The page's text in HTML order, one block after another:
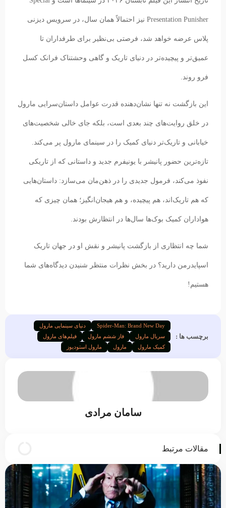
Presentation Punisher نیز احتمالاً همان سال، در سرویس دیزنی
پلاس عرضه خواهد شد، فرصتی بی‌نظیر برای طرفداران تا
عمیق‌تر و پیچیده‌تر در دنیای تاریک و گاهی وحشتناک فرانک کسل
فرو روند.
این بازگشت نه تنها نشان‌دهنده قدرت عوامل داستان‌سرایی مارول
در خلق روایت‌های چند بعدی است، بلکه جای خالی شخصیت‌های
خیابانی و تاریک‌تر دنیای کمیک را در سینمای مارول پر می‌کند.
تازه‌ترین حضور پانیشر با یونیفرم جدید و داستانی که از تاریکی
نفوذ می‌کند، فرمول جدیدی را در ذهن‌مان می‌سازد: داستان‌هایی
که هم تاریک‌اند، هم پیچیده، و هم هیجان‌انگیز؛ همان چیزی که
هواداران کمیک بوک‌ها سال‌ها در انتظارش بودند.
شما چه انتظاری از بازگشت پانیشر و نقش او در جهان تاریک
اسپایدرمن دارید؟ در بخش نظرات منتظر شنیدن دیدگاه‌های شما
هستیم!
برچسب ها :
Spider-Man: Brand New Day
دنیای سینمایی مارول
سریال مارول
فاز ششم مارول
فیلم‌های مارول
کمیک مارول
مارول مارول استودیوز
سامان مرادی
مقالات مرتبط